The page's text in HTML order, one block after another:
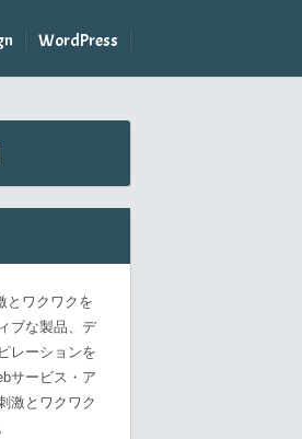
WordPress
とワクワクを
ブな製品、デ
レーションを
サービス・ア
激とワクワク